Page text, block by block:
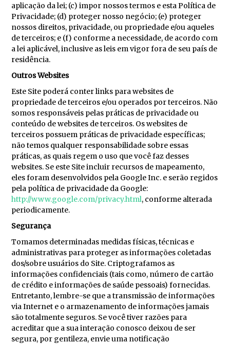
aplicação da lei; (c) impor nossos termos e esta Política de
Privacidade; (d) proteger nosso negócio; (e) proteger
nossos direitos, privacidade, ou propriedade e/ou aqueles
de terceiros; e (f) conforme a necessidade, de acordo com
a lei aplicável, inclusive as leis em vigor fora de seu país de
residência.
Outros Websites
Este Site poderá conter links para websites de
propriedade de terceiros e/ou operados por terceiros. Não
somos responsáveis pelas práticas de privacidade ou
conteúdo de websites de terceiros. Os websites de
terceiros possuem práticas de privacidade específicas;
não temos qualquer responsabilidade sobre essas
práticas, as quais regem o uso que você faz desses
websites. Se este Site incluir recursos de mapeamento,
eles foram desenvolvidos pela Google Inc. e serão regidos
pela política de privacidade da Google:
http://www.google.com/privacy.html, conforme alterada
periodicamente.
Segurança
Tomamos determinadas medidas físicas, técnicas e
administrativas para proteger as informações coletadas
dos/sobre usuários do Site. Criptografamos as
informações confidenciais (tais como, número de cartão
de crédito e informações de saúde pessoais) fornecidas.
Entretanto, lembre-se que a transmissão de informações
via Internet e o armazenamento de informações jamais
são totalmente seguros. Se você tiver razões para
acreditar que a sua interação conosco deixou de ser
segura, por gentileza, envie uma notificação